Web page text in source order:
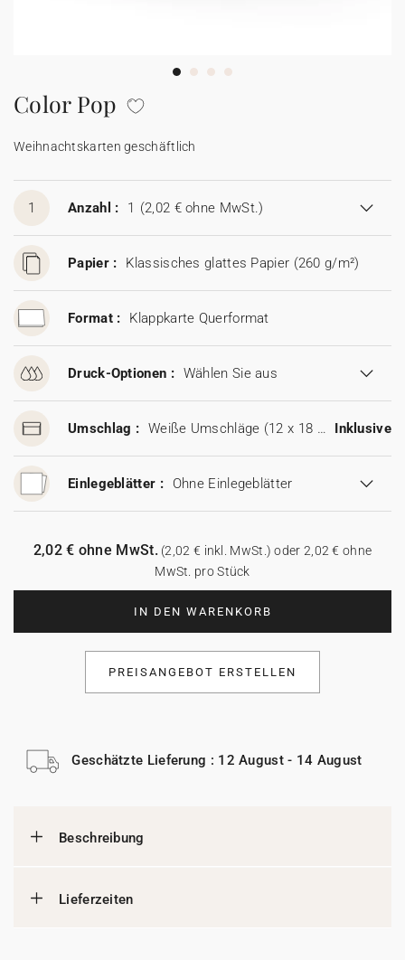
Aufkleber
Color Pop
Weihnachtskarten geschäftlich
1 Anzahl : 1 (2,02 € ohne MwSt.)
Papier : Klassisches glattes Papier (260 g/m²)
Format : Klappkarte Querformat
Druck-Optionen : Wählen Sie aus
Umschlag : Weiße Umschläge (12 x 18 cm) Inklusive
Einlegeblätter : Ohne Einlegeblätter
IN DEN WARENKORB
2,02 € ohne MwSt.(2,02 € inkl. MwSt.) oder 2,02 € ohne
MwSt. pro Stück
PREISANGEBOT ERSTELLEN
Geschätzte Lieferung : 12 August - 14 August
Beschreibung
Lieferzeiten